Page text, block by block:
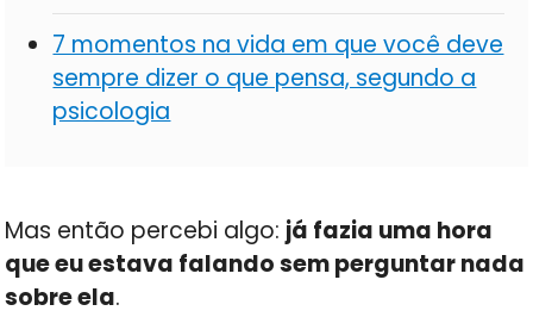
7 momentos na vida em que você deve
sempre dizer o que pensa, segundo a
psicologia
Mas então percebi algo: já fazia uma hora
que eu estava falando sem perguntar nada
sobre ela.